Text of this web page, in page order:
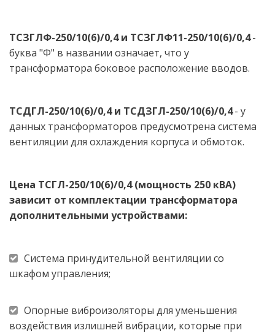
ТСЗГЛФ-250/10(6)/0,4 и ТСЗГЛФ11-250/10(6)/0,4 -
буква "Ф" в названии означает, что у
трансформатора боковое расположение вводов.
ТСДГЛ-250/10(6)/0,4 и ТСДЗГЛ-250/10(6)/0,4 - у
данных трансформаторов предусмотрена система
вентиляции для охлаждения корпуса и обмоток.
Цена ТСГЛ-250/10(6)/0,4 (мощность 250 кВА)
зависит от комплектации трансформатора
дополнительными устройствами:
Система принудительной вентиляции со
шкафом управления;
Опорные виброизоляторы для уменьшения
воздействия излишней вибрации, которые при